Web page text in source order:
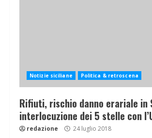
Notizie siciliane Politica & retroscena
Rifiuti, rischio danno erariale in
interlocuzione dei 5 stelle con
redazione 24 luglio 2018